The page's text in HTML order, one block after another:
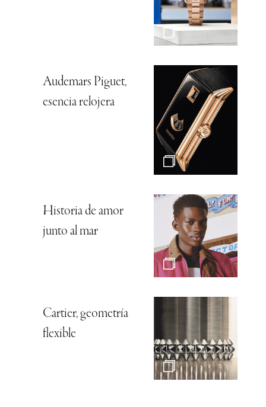
Audemars Piguet,
esencia relojera
Historia de amor
junto al mar
Cartier, geometría
flexible